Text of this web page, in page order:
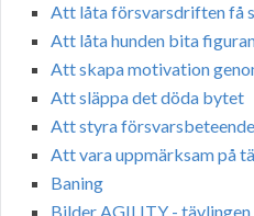
Att låta försvarsdriften få
Att låta hunden bita
Att skapa motivation
Att släppa det döda bytet
Att styra
Att vara uppmärksam på
Baning
Bilder AGILITY -